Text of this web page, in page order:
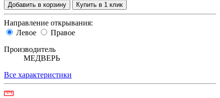
Добавить в корзину Купить в 1 клик
Направление открывания:
Левое
Правое
Производитель
МЕДВЕРЬ
Все характеристики